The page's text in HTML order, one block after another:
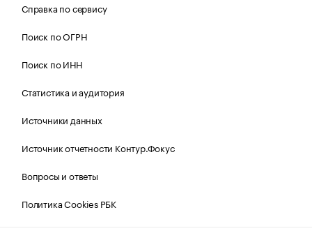
Справка по сервису
Поиск по ОГРН
Поиск по ИНН
Статистика и аудитория
Источники данных
Источник отчетности Контур.Фокус
Вопросы и ответы
Политика Cookies РБК